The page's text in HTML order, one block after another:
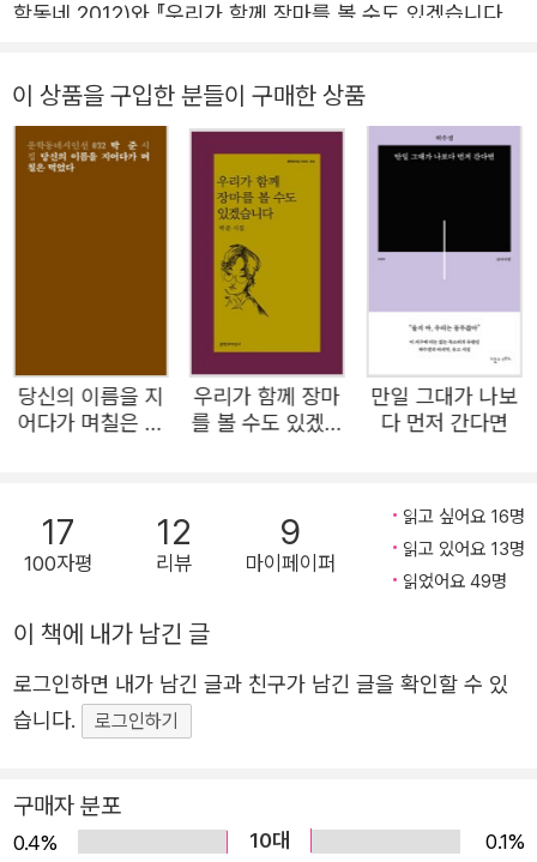
학동네 2012)와 『우리가 함께 장마를 볼 수도 있겠습니다』
하며 독보적인 존재감을 보여준 박준의 세번째 시집 『마중
도 배웅도 없이』가 출간되었다. 시인은 일상의 소박한 순간
을 투명한 언어로 포착하는 특유의 서정성으로 신동엽문학
상, 박재삼문학상, 편운문학상, 오늘의 젊은 예술가상 등을
잇달아 수상하며 문학성 또한 공고하게 입증해왔다. 7년 만
에 선보이는 이번 시집은 그리움과 상실마저 아릿한 아름다
움으로 그려내는 미덕을 고스란히 계승하면서도, 한층 깊어
진 성찰과 더욱 섬세해진 시어로 전작들을 뛰어넘는 완성도
를 보여준다. 특히 살면서 놓쳐버린 것들, 어느새 잊힌 것들
의 빈자리를 어루만지는 손길이 시대와 개인 모두와 조응하
럼, 박준의 위로가 고요히 존재하는 삶들에 불어넣는 숨결이
어느 때보다 따뜻하다. 조용하지만 강력한 울림, 애틋한 온
여전히 빛을 발한다. 독자들은 박준 시에 등장하는 ‘당신’에
정을 아득히 초월해 존재의 깊은 곳에 가닿기 때문이다. “하
나의 답을 정한 것은 나였고/무수한 답을 아는 것은 당신이
높은 이름”(해설, 송종원)이다. 늘 우리 곁에 있는 이들을 높
임으로써 “시인을 배움으로 이끄는 것은 물론 사람 안의 하
이 상품을 구입한 분들이 구매한 상품
당신의 이름을 지
어다가 며칠은 먹
우리가 함께 장마
를 볼 수도 있겠습
만일 그대가 나보
다 먼저 간다면
17
100자평
12
리뷰
9
마이페이퍼
읽고 싶어요 16명
읽고 있어요 13명
읽었어요 49명
이 책에 내가 남긴 글
로그인하면 내가 남긴 글과 친구가 남긴 글을 확인할 수 있
습니다.
로그인하기
구매자 분포
0.4% 10대
0.1%